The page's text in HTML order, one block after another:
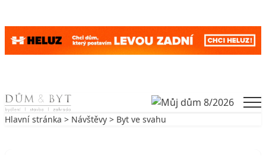
Skip to content
Hlavní stránka > Návštěvy > Byt ve svahu